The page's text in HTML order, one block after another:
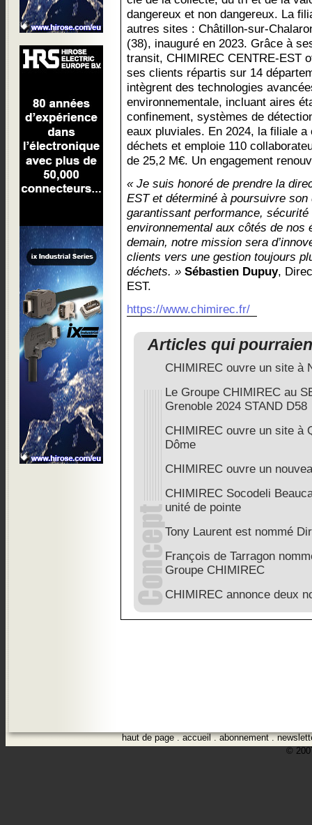
dangereux et non dangereux. La
autres sites : Châtillon-sur-
(38), inauguré en 2023. Grâce à
transit, CHIMIREC CENTRE-EST
ses clients répartis sur 14
intègrent des technologies
environnementale, incluant aires
confinement, systèmes de
eaux pluviales. En 2024, la filiale
déchets et emploie 110
de 25,2 M€. Un engagement
« Je suis honoré de prendre la
EST et déterminé à poursuivre son
garantissant performance, sécurité
environnemental aux côtés de nos
demain, notre mission sera
clients vers une gestion toujours
déchets. » Sébastien Dupuy,
EST.
https://www.chimirec.fr/
Articles qui
CHIMIREC ouvre un site à
Le Groupe CHIMIREC au
Grenoble 2024 STAND D58
CHIMIREC ouvre un site à
Dôme
CHIMIREC ouvre un
CHIMIREC Socodeli
unité de pointe
Tony Laurent est nommé
François de Tarragon
Groupe CHIMIREC
CHIMIREC annonce deux
haut de page.accueil.abonnement.
©